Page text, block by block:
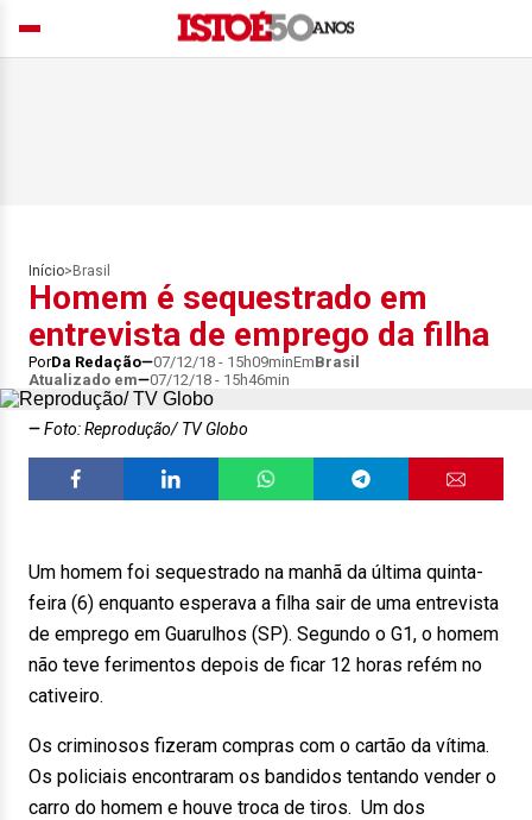
Início> Brasil
Homem é sequestrado em
entrevista de emprego da filha
PorDa Redação 07/12/18 - 15h09minEmBrasil
Atualizado em
07/12/18 - 15h46min
Foto: Reprodução/ TV Globo
Um homem foi sequestrado na manhã da última quinta-
feira (6) enquanto esperava a filha sair de uma entrevista
de emprego em Guarulhos (SP). Segundo o G1, o homem
não teve ferimentos depois de ficar 12 horas refém no
cativeiro.
Os criminosos fizeram compras com o cartão da vítima.
Os policiais encontraram os bandidos tentando vender o
carro do homem e houve troca de tiros. Um dos